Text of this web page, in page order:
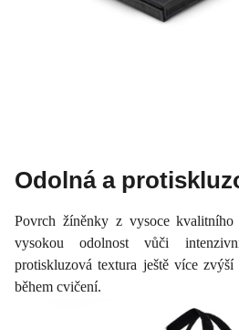
Odolná a
Povrch žíněnky z vysoce kvalitního
vysokou odolnost vůči
protiskluzová textura ještě více zvýší
během cvičení.